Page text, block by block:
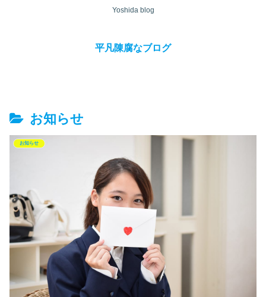
Yoshida blog
平凡陳腐なブログ
お知らせ
お知らせ